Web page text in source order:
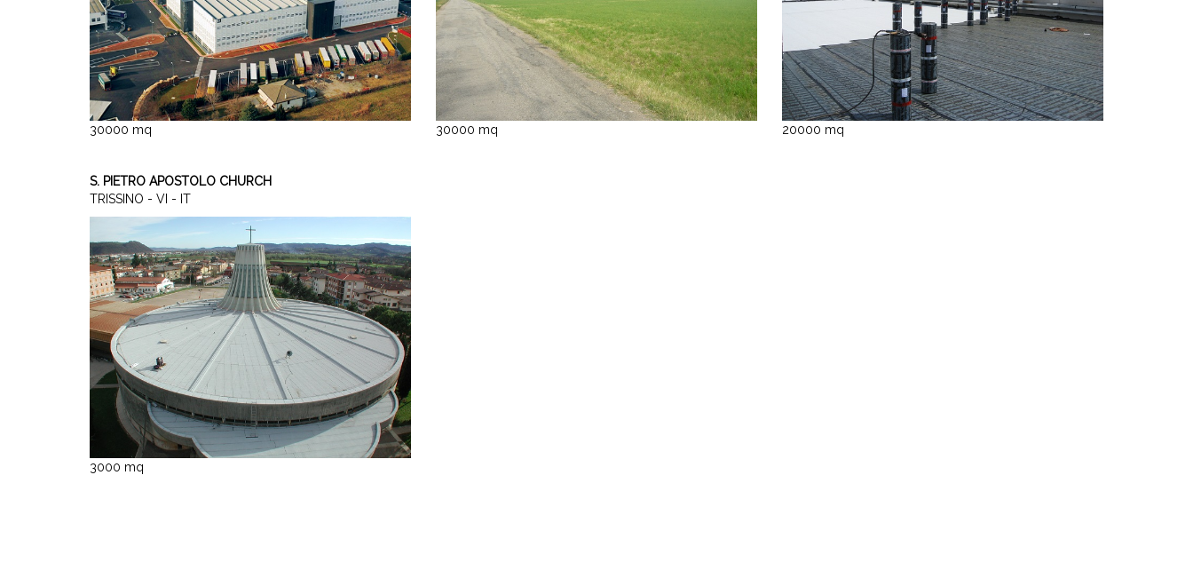
30000 mq 30000 mq 20000 mq
S. PIETRO APOSTOLO CHURCH
TRISSINO - VI - IT
3000 mq